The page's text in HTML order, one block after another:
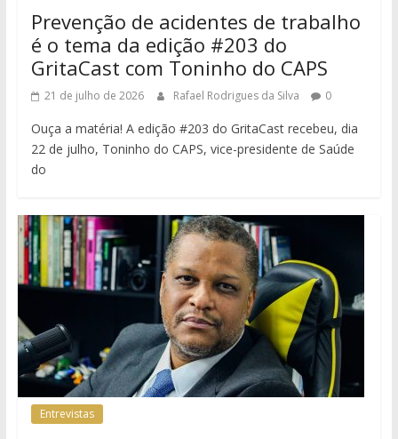
Prevenção de acidentes de trabalho
é o tema da edição #203 do
GritaCast com Toninho do CAPS
21 de julho de 2026 Rafael Rodrigues da Silva 0
Ouça a matéria! A edição #203 do GritaCast recebeu, dia
22 de julho, Toninho do CAPS, vice-presidente de Saúde
do
Entrevistas